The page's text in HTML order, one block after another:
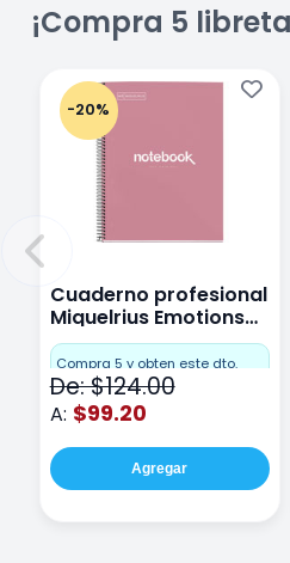
¡Compra 5
-20%
Cuaderno profesional
Miquelrius Emotions
Cuadro Chico 80
hojas Rosa
Compra 5 y obten este dto.
De: $124.00
A: $99.20
Agregar